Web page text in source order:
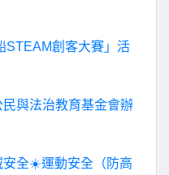
STEAM創客大賽」活
民與法治教育基金會辦
全☀️運動安全（防高